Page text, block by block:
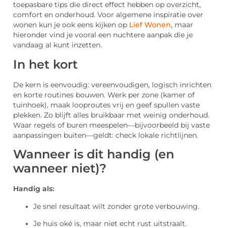
toepasbare tips die direct effect hebben op overzicht,
comfort en onderhoud. Voor algemene inspiratie over
wonen kun je ook eens kijken op Lief Wonen, maar
hieronder vind je vooral een nuchtere aanpak die je
vandaag al kunt inzetten.
In het kort
De kern is eenvoudig: vereenvoudigen, logisch inrichten
en korte routines bouwen. Werk per zone (kamer of
tuinhoek), maak looproutes vrij en geef spullen vaste
plekken. Zo blijft alles bruikbaar met weinig onderhoud.
Waar regels of buren meespelen—bijvoorbeeld bij vaste
aanpassingen buiten—geldt: check lokale richtlijnen.
Wanneer is dit handig (en
wanneer niet)?
Handig als:
Je snel resultaat wilt zonder grote verbouwing.
Je huis oké is, maar niet echt rust uitstraalt.